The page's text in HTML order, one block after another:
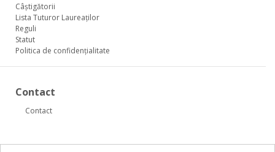
Câștigătorii
Lista Tuturor Laureaților
Reguli
Statut
Politica de confidențialitate
Contact
Contact